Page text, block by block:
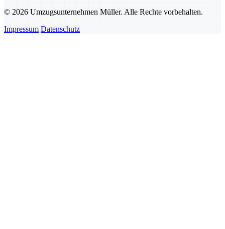
© 2026 Umzugsunternehmen Müller. Alle Rechte vorbehalten.
Impressum Datenschutz